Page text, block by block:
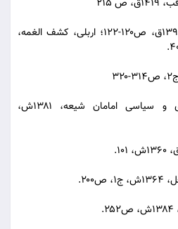
۲۱۵
شیخ طوسی، الغیبه، ۱۳۹۸ق، ص۱۲۰-۱۲۲؛ اربلی، کشف الغمه،
جعفریان، حیات فکری و سیاسی امامان شیعه، ۱۳۸۱ش،